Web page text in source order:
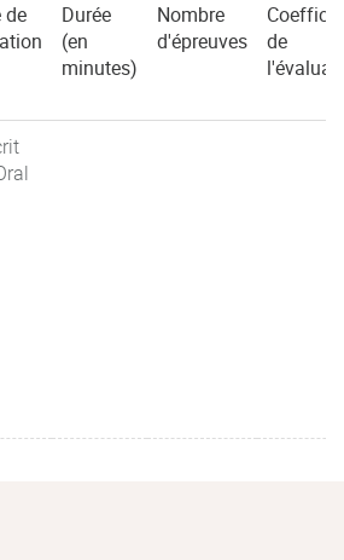
de
Durée
(en
minutes)
Nombre
d'épreuves
de